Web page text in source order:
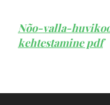
Nõo-valla-
kehtestamine pdf